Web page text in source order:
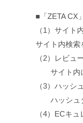
■「ZETA CX
（1）サイト
サイト内検索
（2）レビュ
サイト内に
（3）ハッシ
ハッシュタ
（4）ECキ